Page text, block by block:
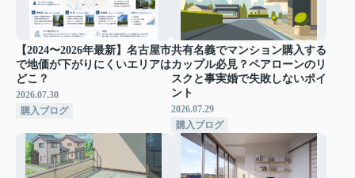
【2024〜2026年最新】名古屋市
で地価が下がりにくいエリアは
どこ？
2026.07.30
購入ブログ
共有名義でマンション購入する
カップル必見？ペアローンのリ
スクと事実婚で失敗しないポイ
ント
2026.07.29
購入ブログ